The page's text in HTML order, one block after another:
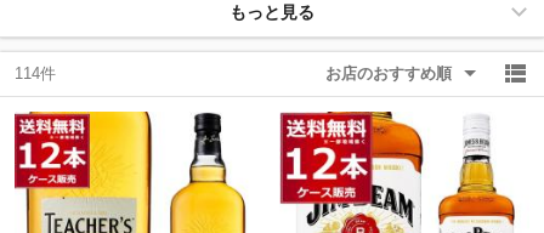
もっと見る
114件 お店のおすすめ順